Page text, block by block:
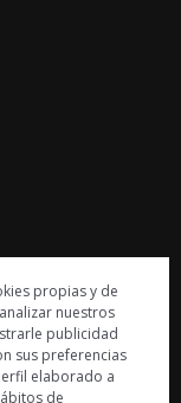
propias y de
nuestros
publicidad
sus preferencias
elaborado a
de